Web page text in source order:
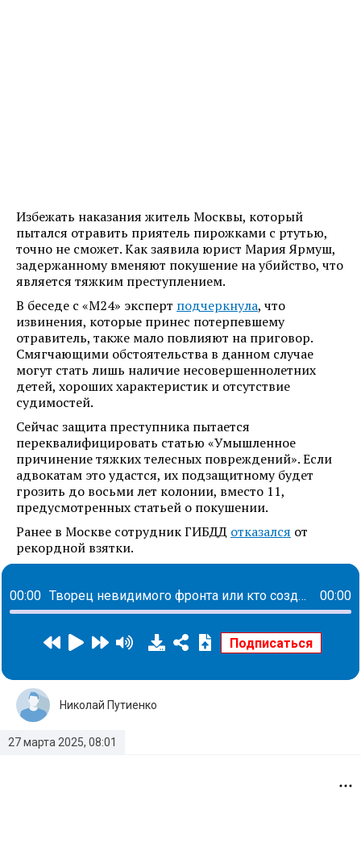
Избежать наказания житель Москвы, который
пытался отравить приятель пирожками с ртутью,
точно не сможет. Как заявила юрист Мария Ярмуш,
задержанному вменяют покушение на убийство, что
является тяжким преступлением.
В беседе с «М24» эксперт подчеркнула, что
извинения, которые принес потерпевшему
отравитель, также мало повлияют на приговор.
Смягчающими обстоятельства в данном случае
могут стать лишь наличие несовершеннолетних
детей, хороших характеристик и отсутствие
судимостей.
Сейчас защита преступника пытается
переквалифицировать статью «Умышленное
причинение тяжких телесных повреждений». Если
адвокатам это удастся, их подзащитному будет
грозить до восьми лет колонии, вместо 11,
предусмотренных статьей о покушении.
Ранее в Москве сотрудник ГИБДД отказался от
рекордной взятки.
00:00 Творец невидимого фронта или кто создает пространства для комфорта каждого сотрудника: история Елены Савченко 00:00
27 марта 2025, 08:01
Николай Путиенко